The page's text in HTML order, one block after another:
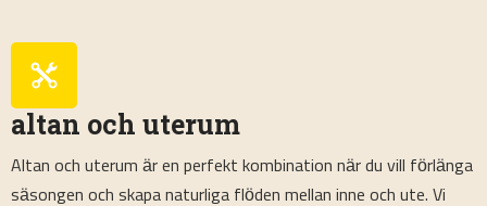
altan och uterum
Altan och uterum är en perfekt kombination när du vill förlänga
säsongen och skapa naturliga flöden mellan inne och ute. Vi